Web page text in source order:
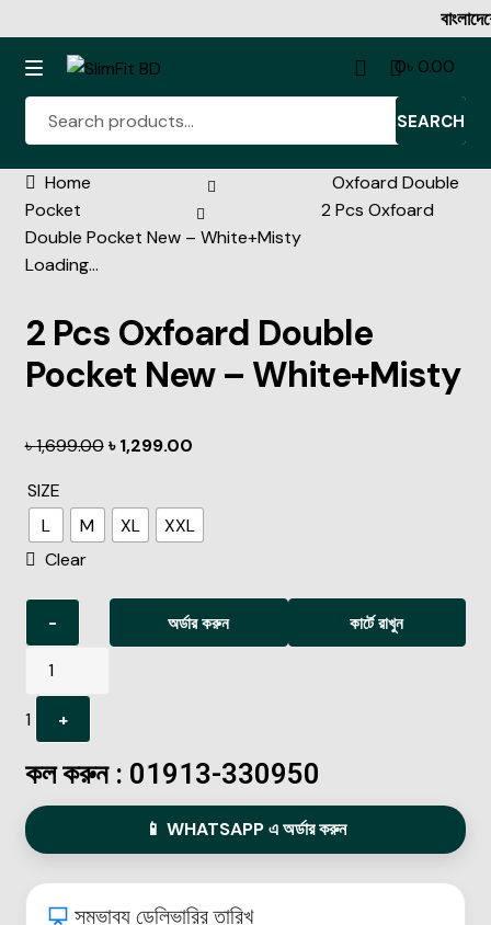
বাংলাদেশের
SEARCH
0৳ 0.00
Denim Shirt
Full Sleeve Shirt Collection
Rib Tshirt
Home
Oxfoard Double
Pocket
2 Pcs Oxfoard
Double Pocket New – White+Misty
Loading...
2 Pcs Oxfoard Double
Pocket New – White+Misty
৳1,699.00 ৳1,299.00
SIZE
L
M XL
XXL
Clear
-
1 +
অর্ডার করুন কার্টে রাখুন
কল করুন : 01913-330950
📱 WHATSAPP এ অর্ডার করুন
সম্ভাব্য ডেলিভারির তারিখ